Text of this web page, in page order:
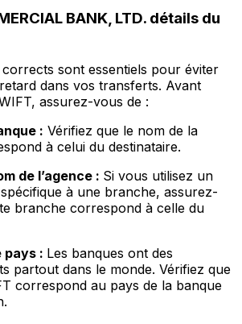
BANK, LTD. détails du
sont essentiels pour éviter
dans vos transferts. Avant
assurez-vous de :
: Vérifiez que le nom de la
à celui du destinataire.
de l’agence : Si vous utilisez un
à une branche, assurez-
branche correspond à celle du
pays : Les banques ont des
partout dans le monde. Vérifiez que
correspond au pays de la banque